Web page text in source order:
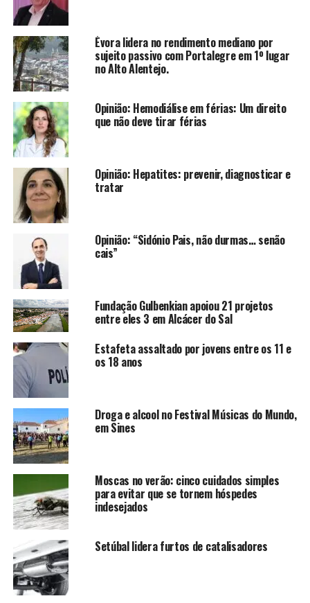
Évora lidera no rendimento mediano por
sujeito passivo com Portalegre em 1º lugar
no Alto Alentejo.
Opinião: Hemodiálise em férias: Um direito
que não deve tirar férias
Opinião: Hepatites: prevenir, diagnosticar e
tratar
Opinião: “Sidónio Pais, não durmas… senão
cais”
Fundação Gulbenkian apoiou 21 projetos
entre eles 3 em Alcácer do Sal
Estafeta assaltado por jovens entre os 11 e
os 18 anos
Droga e alcool no Festival Músicas do Mundo,
em Sines
Moscas no verão: cinco cuidados simples
para evitar que se tornem hóspedes
indesejados
Setúbal lidera furtos de catalisadores